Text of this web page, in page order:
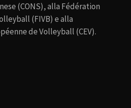
(CONS), alla Fédération
(FIVB) e alla
de Volleyball (CEV).